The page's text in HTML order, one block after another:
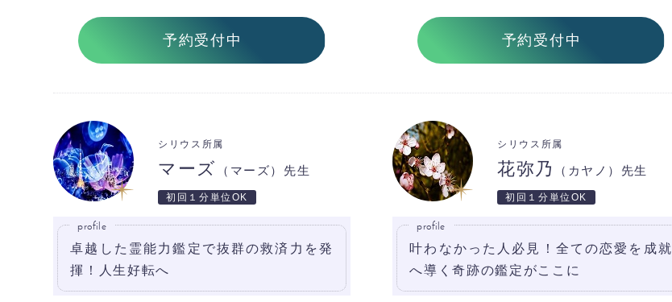
予約受付中 予約受付中
マーズ （マーズ）先生
シリウス所属
初回１分単位OK
profile
卓越した霊能力鑑定で抜群の救済力を発
揮！人生好転へ
花弥乃 （カヤノ）先生
シリウス所属
初回１分単位OK
profile
叶わなかった人必見！全ての恋愛を成就
へ導く奇跡の鑑定がここに